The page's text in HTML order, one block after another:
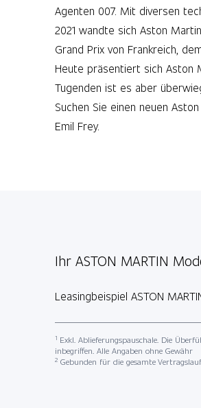
Agenten 007. Mit diversen
2021 wandte sich Aston
Grand Prix von Frankreich,
Heute präsentiert sich Aston
Tugenden ist es aber
Suchen Sie einen neuen
Emil Frey.
Ihr ASTON MARTIN
Leasingbeispiel ASTON
1 Exkl. Ablieferungspauschale. Die
inbegriffen. Alle Angaben ohne Gewähr
2 Gebunden für die gesamte